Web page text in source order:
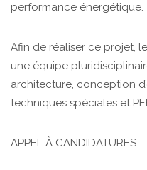
performance énergétique.
Afin de réaliser ce projet,
une équipe
architecture, conception
techniques spéciales et
APPEL À CANDIDATURES